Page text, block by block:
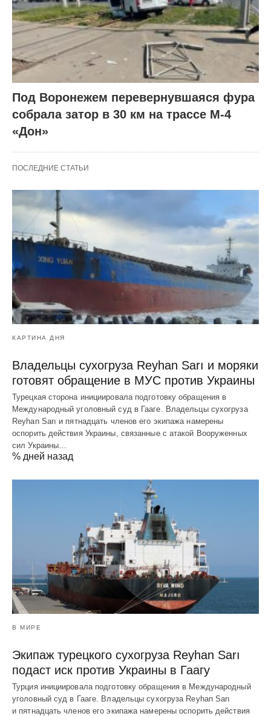
Под Воронежем перевернувшаяся фура
собрала затор в 30 км на трассе М-4
«Дон»
ПОСЛЕДНИЕ СТАТЬИ
КАРТИНА ДНЯ
Владельцы сухогруза Reyhan Sarı и моряки
готовят обращение в МУС против Украины
Турецкая сторона инициировала подготовку обращения в
Международный уголовный суд в Гааге. Владельцы сухогруза
Reyhan Sarı и пятнадцать членов его экипажа намерены
оспорить действия Украины, связанные с атакой Вооруженных
сил Украины…
% дней назад
В МИРЕ
Экипаж турецкого сухогруза Reyhan Sarı
подаст иск против Украины в Гаагу
Турция инициировала подготовку обращения в Международный
уголовный суд в Гааге. Владельцы сухогруза Reyhan Sarı
и пятнадцать членов его экипажа намерены оспорить действия